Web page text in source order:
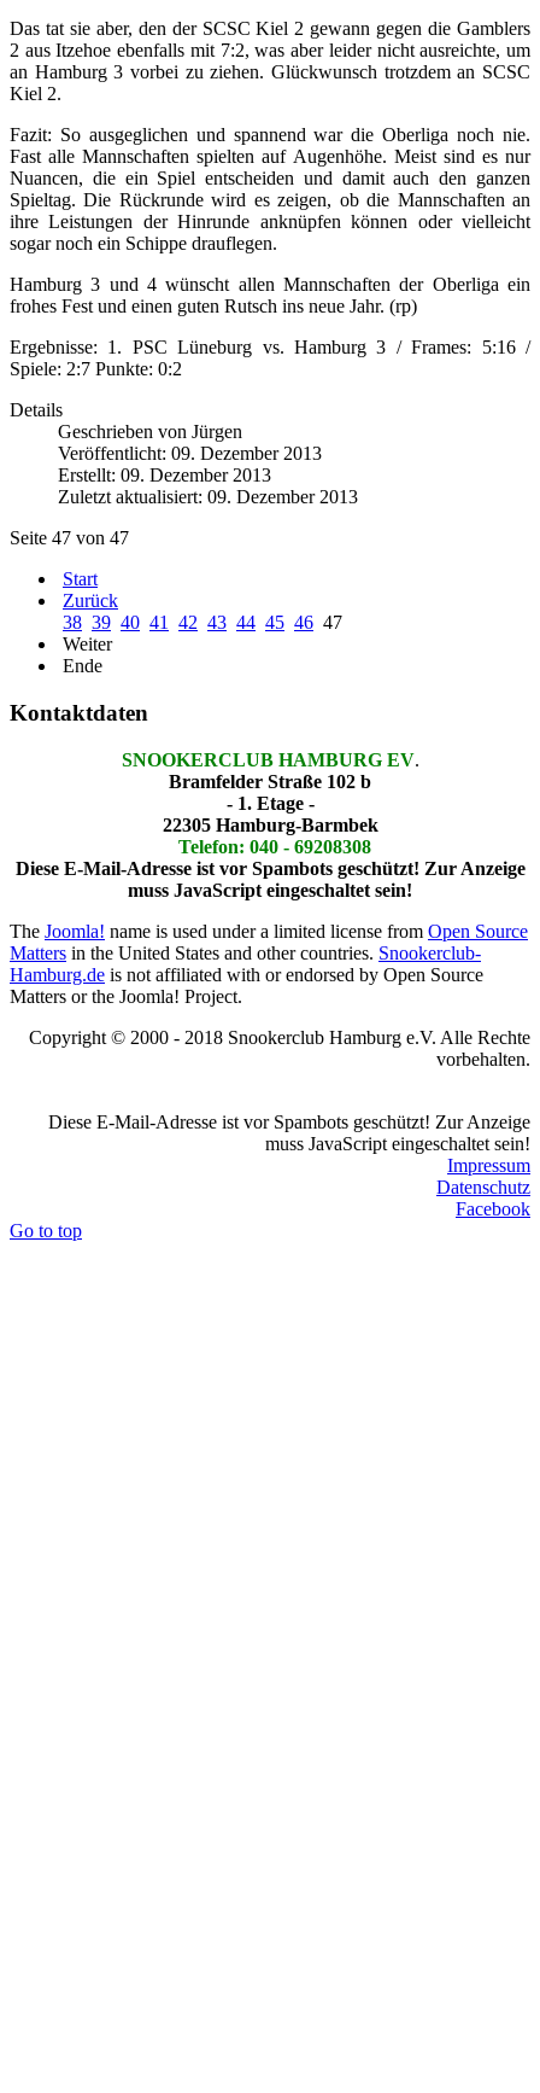
Das tat sie aber, den der SCSC Kiel 2 gewann gegen die Gamblers
2 aus Itzehoe ebenfalls mit 7:2, was aber leider nicht ausreichte, um
an Hamburg 3 vorbei zu ziehen. Glückwunsch trotzdem an SCSC
Kiel 2.
Fazit: So ausgeglichen und spannend war die Oberliga noch nie.
Fast alle Mannschaften spielten auf Augenhöhe. Meist sind es nur
Nuancen, die ein Spiel entscheiden und damit auch den ganzen
Spieltag. Die Rückrunde wird es zeigen, ob die Mannschaften an
ihre Leistungen der Hinrunde anknüpfen können oder vielleicht
sogar noch ein Schippe drauflegen.
Hamburg 3 und 4 wünscht allen Mannschaften der Oberliga ein
frohes Fest und einen guten Rutsch ins neue Jahr. (rp)
Ergebnisse: 1. PSC Lüneburg vs. Hamburg 3 / Frames: 5:16 /
Spiele: 2:7 Punkte: 0:2
Details
Geschrieben von Jürgen
Veröffentlicht: 09. Dezember 2013
Erstellt: 09. Dezember 2013
Zuletzt aktualisiert: 09. Dezember 2013
Seite 47 von 47
Start
Zurück
38 39 40 41 42 43 44 45 46 47
Weiter
Ende
Kontaktdaten
SNOOKERCLUB HAMBURG EV.
Bramfelder Straße 102 b
- 1. Etage -
22305 Hamburg-Barmbek
Telefon: 040 - 69208308
Diese E-Mail-Adresse ist vor Spambots geschützt! Zur Anzeige
muss JavaScript eingeschaltet sein!
The Joomla! name is used under a limited license from Open Source
Matters in the United States and other countries. Snookerclub-
Hamburg.de is not affiliated with or endorsed by Open Source
Matters or the Joomla! Project.
Copyright © 2000 - 2018 Snookerclub Hamburg e.V. Alle Rechte
vorbehalten.
Diese E-Mail-Adresse ist vor Spambots geschützt! Zur Anzeige
muss JavaScript eingeschaltet sein!
Impressum
Datenschutz
Facebook
Go to top